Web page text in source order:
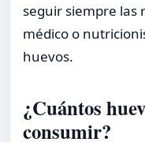
seguir siempre las
médico o
huevos.
¿Cuántos
consumir?